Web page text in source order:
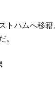
トハムへ移
。